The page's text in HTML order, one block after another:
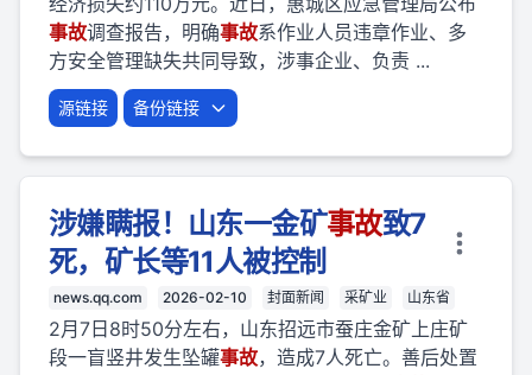
事故调查报告，明确事故系作业人员违章作业、多
方安全管理缺失共同导致，涉事企业、负责 ...
源链接 备份链接
涉嫌瞒报！山东一金矿事故致7
死，矿长等11人被控制
news.qq.com 2026-02-10 封面新闻 采矿业 山东省
2月7日8时50分左右，山东招远市蚕庄金矿上庄矿
段一盲竖井发生坠罐事故，造成7人死亡。善后处置